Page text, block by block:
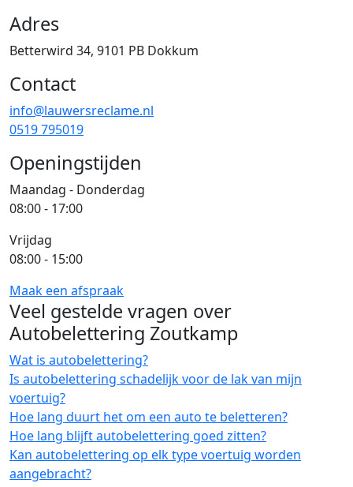
Adres
Betterwird 34, 9101 PB Dokkum
Contact
info@lauwersreclame.nl
0519 795019
Openingstijden
Maandag - Donderdag
08:00 - 17:00
Vrijdag
08:00 - 15:00
Maak een afspraak
Veel gestelde vragen over
Autobelettering Zoutkamp
Wat is autobelettering?
Is autobelettering schadelijk voor de lak van mijn
voertuig?
Hoe lang duurt het om een auto te beletteren?
Hoe lang blijft autobelettering goed zitten?
Kan autobelettering op elk type voertuig worden
aangebracht?